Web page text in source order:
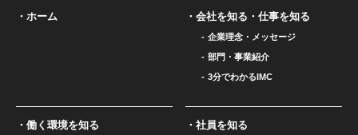
ホーム 会社を知る・仕事を知る
企業理念・メッセージ
部門・事業紹介
3分でわかるIMC
働く環境を知る 社員を知る